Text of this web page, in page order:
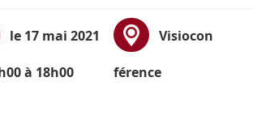
le 17 mai 2021
à 18h00
Visiocon
férence